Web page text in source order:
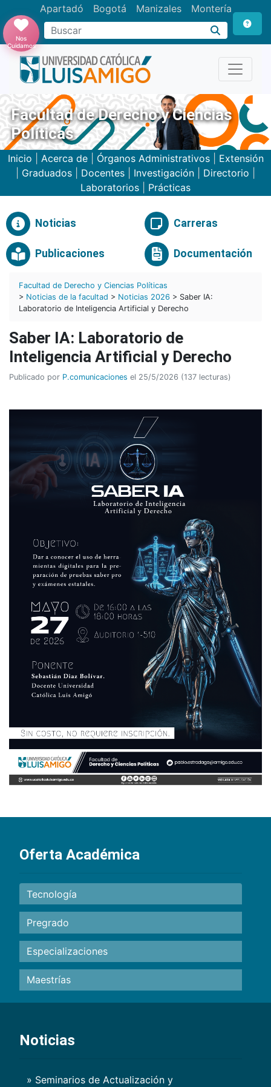
Apartadó Bogotá Manizales Montería
Buscar
Nos
Cuidamos
Facultad de Derecho y Ciencias
Políticas
Inicio Acerca de| Órganos Administrativos| Extensión
Graduados Docentes Investigación Directorio
Laboratorios
Prácticas
Noticias Carreras
Publicaciones Documentación
Facultad de Derecho y Ciencias Políticas
> Noticias de la facultad > Noticias 2026 > Saber IA:
Laboratorio de Inteligencia Artificial y Derecho
Saber IA: Laboratorio de
Inteligencia Artificial y Derecho
Publicado por P.comunicaciones el 25/5/2026 (137 lecturas)
Oferta Académica
Tecnología
Pregrado
Especializaciones
Maestrías
Noticias
» Seminarios de Actualización y